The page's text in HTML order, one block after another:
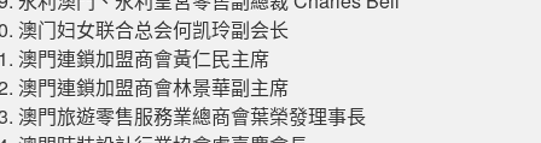
澳门妇女联合总会何凯玲副会长
澳門連鎖加盟商會黃仁民主席
澳門連鎖加盟商會林景華副主席
澳門旅遊零售服務業總商會葉榮發理事長